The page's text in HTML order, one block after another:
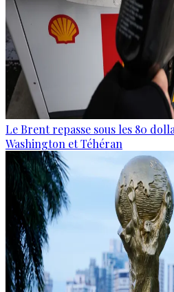
Le Brent repasse sous les 80
Washington et Téhéran